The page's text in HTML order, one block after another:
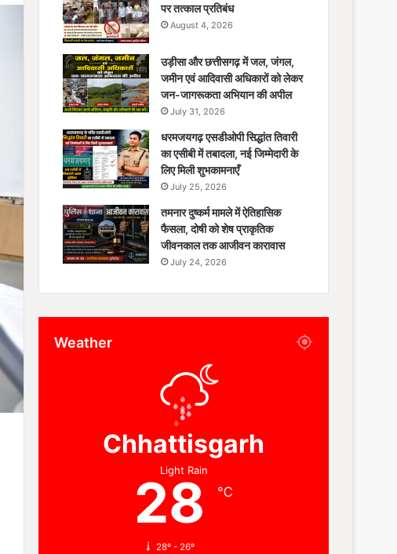
पर तत्काल प्रतिबंध
August 4, 2026
उड़ीसा और छत्तीसगढ़ में जल, जंगल,
जमीन एवं आदिवासी अधिकारों को लेकर
जन-जागरूकता अभियान की अपील
July 31, 2026
धरमजयगढ़ एसडीओपी सिद्धांत तिवारी
का एसीबी में तबादला, नई जिम्मेदारी के
लिए मिली शुभकामनाएँ
July 25, 2026
तमनार दुष्कर्म मामले में ऐतिहासिक
फैसला, दोषी को शेष प्राकृतिक
जीवनकाल तक आजीवन कारावास
July 24, 2026
Weather
Chhattisgarh
Light Rain
28 ℃
28º - 26º